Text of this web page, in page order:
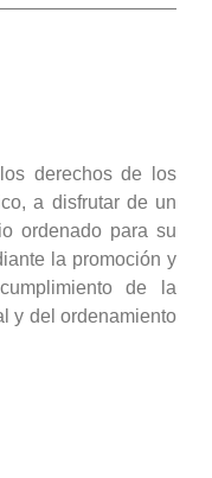
derechos de los
a disfrutar de un
ordenado para su
la promoción y
de la
y del ordenamiento